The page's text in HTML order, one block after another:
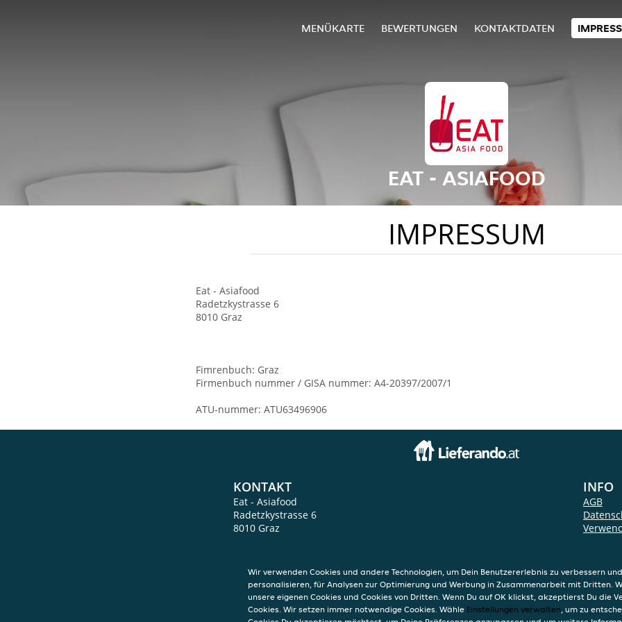
MENÜKARTE BEWERTUNGEN KONTAKTDATEN
EAT - ASIAFOOD
IMPRESSUM
Eat - Asiafood
Radetzkystrasse 6
8010 Graz
Fimrenbuch: Graz
Firmenbuch nummer / GISA nummer: A4-20397/2007/1
ATU-nummer: ATU63496906
KONTAKT
Eat - Asiafood
Radetzkystrasse 6
8010 Graz
INFO
AGB
Wir verwenden Cookies und andere Technologien, um Dein Benutzererlebnis zu verbessern
personalisieren, für Analysen zur Optimierung und Werbung in Zusammenarbeit mit Dritten.
unsere eigenen Cookies und Cookies von Dritten. Wenn Du auf OK klickst, akzeptierst Du die
Cookies. Wir setzen immer notwendige Cookies. Wähle Einstellungen verwalten, um zu